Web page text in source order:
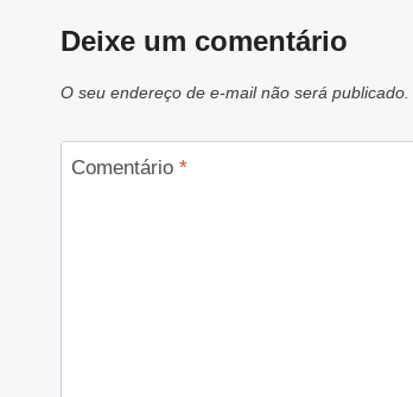
Deixe um comentário
O seu endereço de e-mail não será publicado.
Comentário *